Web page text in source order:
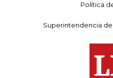
Política
Superintendencia